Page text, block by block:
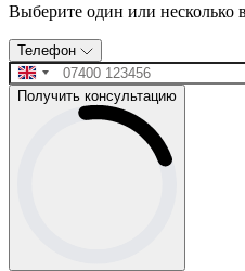
Выберите один или несколько
Телефон
Получить консультацию